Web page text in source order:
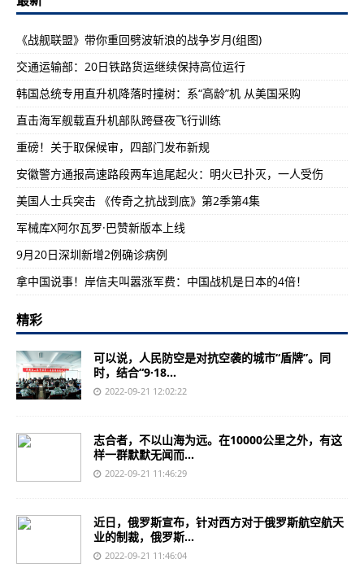
《战舰联盟》带你重回劈波斩浪的战争岁月(组图)
交通运输部：20日铁路货运继续保持高位运行
韩国总统专用直升机降落时撞树：系“高龄”机 从美国采购
直击海军舰载直升机部队跨昼夜飞行训练
重磅！关于取保候审，四部门发布新规
安徽警方通报高速路段两车追尾起火：明火已扑灭，一人受伤
美国人士兵突击 《传奇之抗战到底》第2季第4集
军械库X阿尔瓦罗·巴赞新版本上线
9月20日深圳新增2例确诊病例
拿中国说事！岸信夫叫嚣涨军费：中国战机是日本的4倍！
精彩
可以说，人民防空是对抗空袭的城市“盾牌”。同
时，结合“9·18...
2022-09-21 12:02:22
志合者，不以山海为远。在10000公里之外，有这
样一群默默无闻而...
2022-09-21 11:46:29
近日，俄罗斯宣布，针对西方对于俄罗斯航空航天
业的制裁，俄罗斯...
2022-09-21 11:46:04